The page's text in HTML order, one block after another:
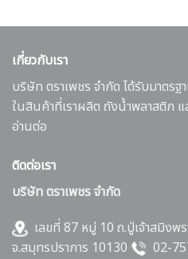
เกี่ยวกับเรา
บริษัท ตราเพชร จำกัด ได้รับมาต
ในสินค้าที่เราผลิต ถังน้ำพลาสติก แ
อ่านต่อ
ติดต่อเรา
บริษัท ตราเพชร จำกัด
เลขที่ 87 หมู่ 10 ถ.ปู่เจ้าสมิงพร
จ.สมุทรปราการ 10130
02-